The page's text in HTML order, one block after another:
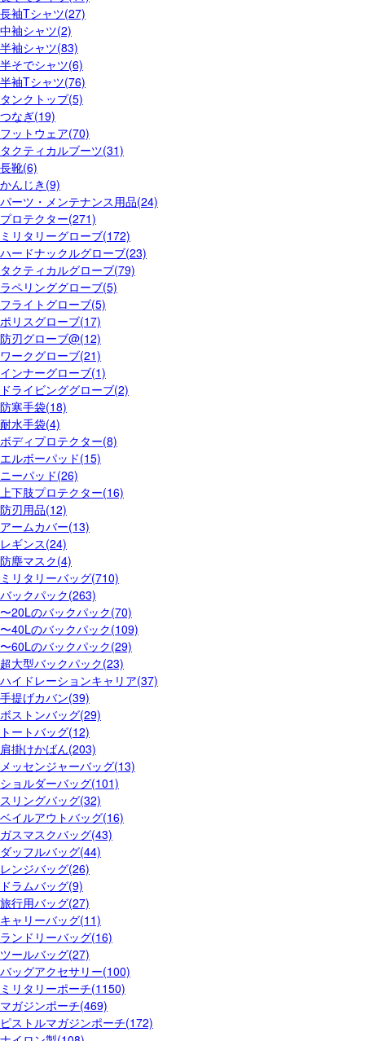
長袖Tシャツ(27)
中袖シャツ(2)
半袖シャツ(83)
半そでシャツ(6)
半袖Tシャツ(76)
タンクトップ(5)
つなぎ(19)
フットウェア(70)
タクティカルブーツ(31)
長靴(6)
かんじき(9)
パーツ・メンテナンス用品(24)
プロテクター(271)
ミリタリーグローブ(172)
ハードナックルグローブ(23)
タクティカルグローブ(79)
ラペリンググローブ(5)
フライトグローブ(5)
ポリスグローブ(17)
防刃グローブ@(12)
ワークグローブ(21)
インナーグローブ(1)
ドライビンググローブ(2)
防寒手袋(18)
耐水手袋(4)
ボディプロテクター(8)
エルボーパッド(15)
ニーパッド(26)
上下肢プロテクター(16)
防刃用品(12)
アームカバー(13)
レギンス(24)
防塵マスク(4)
ミリタリーバッグ(710)
バックパック(263)
〜20Lのバックパック(70)
〜40Lのバックパック(109)
〜60Lのバックパック(29)
超大型バックパック(23)
ハイドレーションキャリア(37)
手提げカバン(39)
ボストンバッグ(29)
トートバッグ(12)
肩掛けかばん(203)
メッセンジャーバッグ(13)
ショルダーバッグ(101)
スリングバッグ(32)
ベイルアウトバッグ(16)
ガスマスクバッグ(43)
ダッフルバッグ(44)
レンジバッグ(26)
ドラムバッグ(9)
旅行用バッグ(27)
キャリーバッグ(11)
ランドリーバッグ(16)
ツールバッグ(27)
バッグアクセサリー(100)
ミリタリーポーチ(1150)
マガジンポーチ(469)
ピストルマガジンポーチ(172)